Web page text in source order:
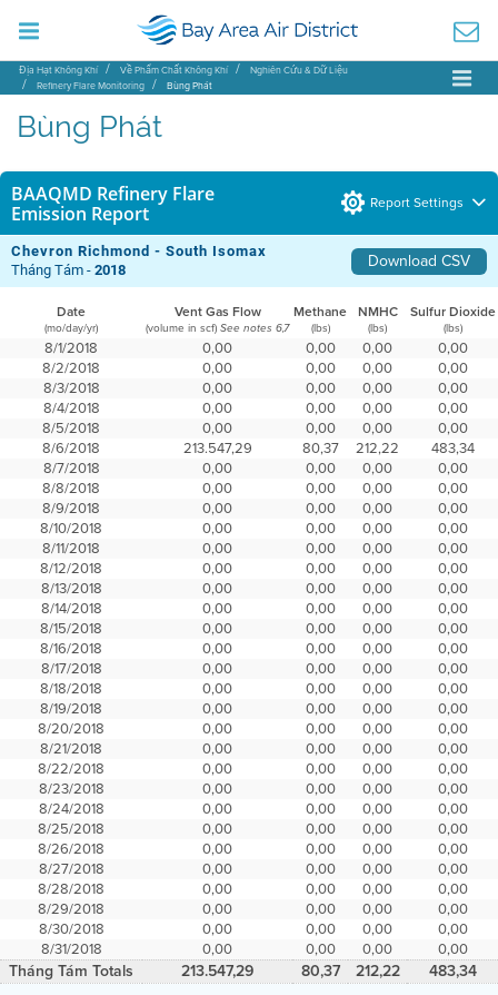
Địa Hạt Không Khí Về Phẩm Chất Không Khí
Nghiên Cứu & Dữ Liệu
Refinery Flare Monitoring
Bùng Phát
Bùng Phát
BAAQMD Refinery Flare
Emission Report
Report Settings
Chevron Richmond - South Isomax Download CSV
Tháng Tám -2018
Date Vent Gas Flow Methane NMHC Sulfur Dioxide
(mo/day/yr) (volume in scf) See notes 6,7 (lbs) (lbs) (lbs)
8/1/2018 0,00 0,00 0,00
0,00
8/2/2018
0,00 0,00 0,00
0,00
8/3/2018
0,00 0,00 0,00
0,00
8/4/2018
0,00 0,00 0,00
0,00
8/5/2018
0,00 0,00 0,00
0,00
8/6/2018
213.547,29 80,37 212,22
483,34
8/7/2018
0,00 0,00 0,00
0,00
8/8/2018
0,00 0,00 0,00
0,00
8/9/2018
0,00 0,00 0,00
0,00
8/10/2018
0,00 0,00 0,00
0,00
8/11/2018
0,00 0,00 0,00
0,00
8/12/2018
0,00 0,00 0,00
0,00
8/13/2018
0,00 0,00 0,00
0,00
8/14/2018
0,00 0,00 0,00
0,00
8/15/2018
0,00 0,00 0,00
0,00
8/16/2018
0,00 0,00 0,00
0,00
8/17/2018
0,00 0,00 0,00
0,00
8/18/2018
0,00 0,00 0,00
0,00
8/19/2018
0,00 0,00 0,00
0,00
8/20/2018
0,00 0,00 0,00
0,00
8/21/2018
0,00 0,00 0,00
0,00
8/22/2018
0,00 0,00 0,00
0,00
8/23/2018
0,00 0,00 0,00
0,00
8/24/2018
0,00 0,00 0,00
0,00
8/25/2018
0,00 0,00 0,00
0,00
8/26/2018
0,00 0,00 0,00
0,00
8/27/2018
0,00 0,00 0,00
0,00
8/28/2018
0,00 0,00 0,00
0,00
8/29/2018
0,00 0,00 0,00
0,00
8/30/2018
0,00 0,00 0,00
0,00
8/31/2018
0,00 0,00 0,00 0,00
Tháng Tám Totals 213.547,29 80,37 212,22 483,34